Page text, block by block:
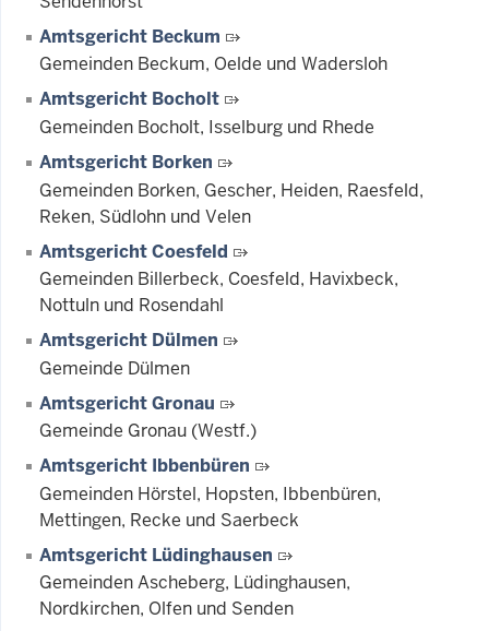
Amtsgericht Beckum
Gemeinden Beckum, Oelde und Wadersloh
Amtsgericht Bocholt
Gemeinden Bocholt, Isselburg und Rhede
Amtsgericht Borken
Gemeinden Borken, Gescher, Heiden, Raesfeld,
Reken, Südlohn und Velen
Amtsgericht Coesfeld
Gemeinden Billerbeck, Coesfeld, Havixbeck,
Nottuln und Rosendahl
Amtsgericht Dülmen
Gemeinde Dülmen
Amtsgericht Gronau
Gemeinde Gronau (Westf.)
Amtsgericht Ibbenbüren
Gemeinden Hörstel, Hopsten, Ibbenbüren,
Mettingen, Recke und Saerbeck
Amtsgericht Lüdinghausen
Gemeinden Ascheberg, Lüdinghausen,
Nordkirchen, Olfen und Senden